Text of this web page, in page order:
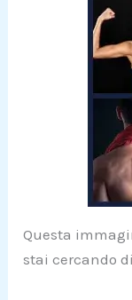
Questa
stai cercando